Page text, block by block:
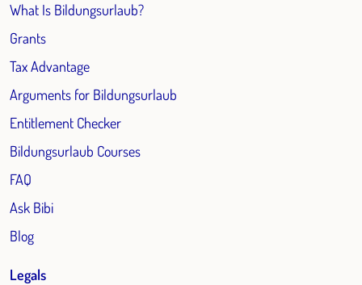
What Is Bildungsurlaub?
Grants
Tax Advantage
Arguments for Bildungsurlaub
Entitlement Checker
Bildungsurlaub Courses
FAQ
Ask Bibi
Blog
Legals